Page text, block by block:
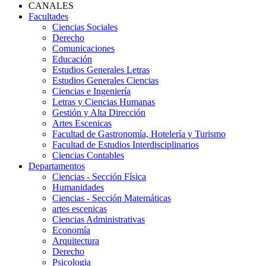
CANALES
Facultades
Ciencias Sociales
Derecho
Comunicaciones
Educación
Estudios Generales Letras
Estudios Generales Ciencias
Ciencias e Ingeniería
Letras y Ciencias Humanas
Gestión y Alta Dirección
Artes Escenicas
Facultad de Gastronomía, Hotelería y Turismo
Facultad de Estudios Interdisciplinarios
Ciencias Contables
Departamentos
Ciencias - Sección Física
Humanidades
Ciencias - Sección Matemáticas
artes escenicas
Ciencias Administrativas
Economía
Arquitectura
Derecho
Psicologia